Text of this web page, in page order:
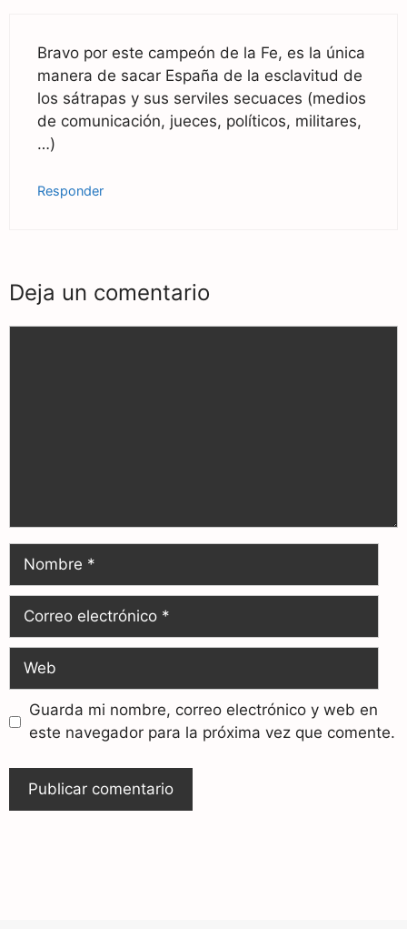
Bravo por este campeón de la Fe, es la única
manera de sacar España de la esclavitud de
los sátrapas y sus serviles secuaces (medios
de comunicación, jueces, políticos, militares,
…)
Responder
Deja un comentario
Guarda mi nombre, correo electrónico y web en
este navegador para la próxima vez que comente.